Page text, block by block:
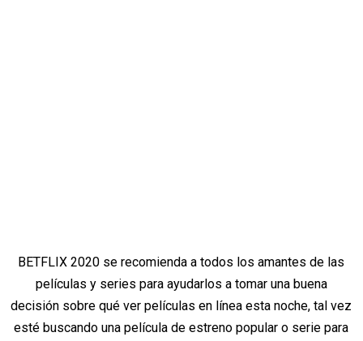
BETFLIX 2020 se recomienda a todos los amantes de las
películas y series para ayudarlos a tomar una buena
decisión sobre qué ver películas en línea esta noche, tal vez
esté buscando una película de estreno popular o serie para